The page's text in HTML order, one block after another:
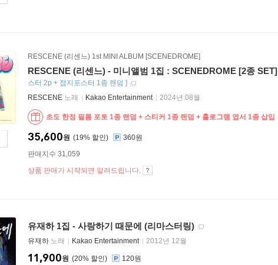
RESCENE (리센느) 1st MINI ALBUM [SCENEDROME]
RESCENE (리센느) - 미니앨범 1집 : SCENEDROME [2종 SET]
스터 2p + 접지포스터 1종 랜덤 ]
RESCENE 노래 Kakao Entertainment 2024년 08월
초도 한정 필름 포토 1종 랜덤 + 스티커 1종 랜덤 + 홀로그램 엽서 1종 삽입
19%
35,600원
360원
판매지수 31,059
상품 판매가 시작되면 알려드립니다.
유재하 1집 - 사랑하기 때문에 (리마스터링)
유재하 노래 Kakao Entertainment 2012년 12월
20%
11,900원
120원